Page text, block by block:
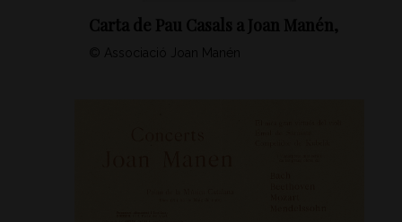
Carta de Pau Casals a Joan Manén,
© Associació Joan Manén